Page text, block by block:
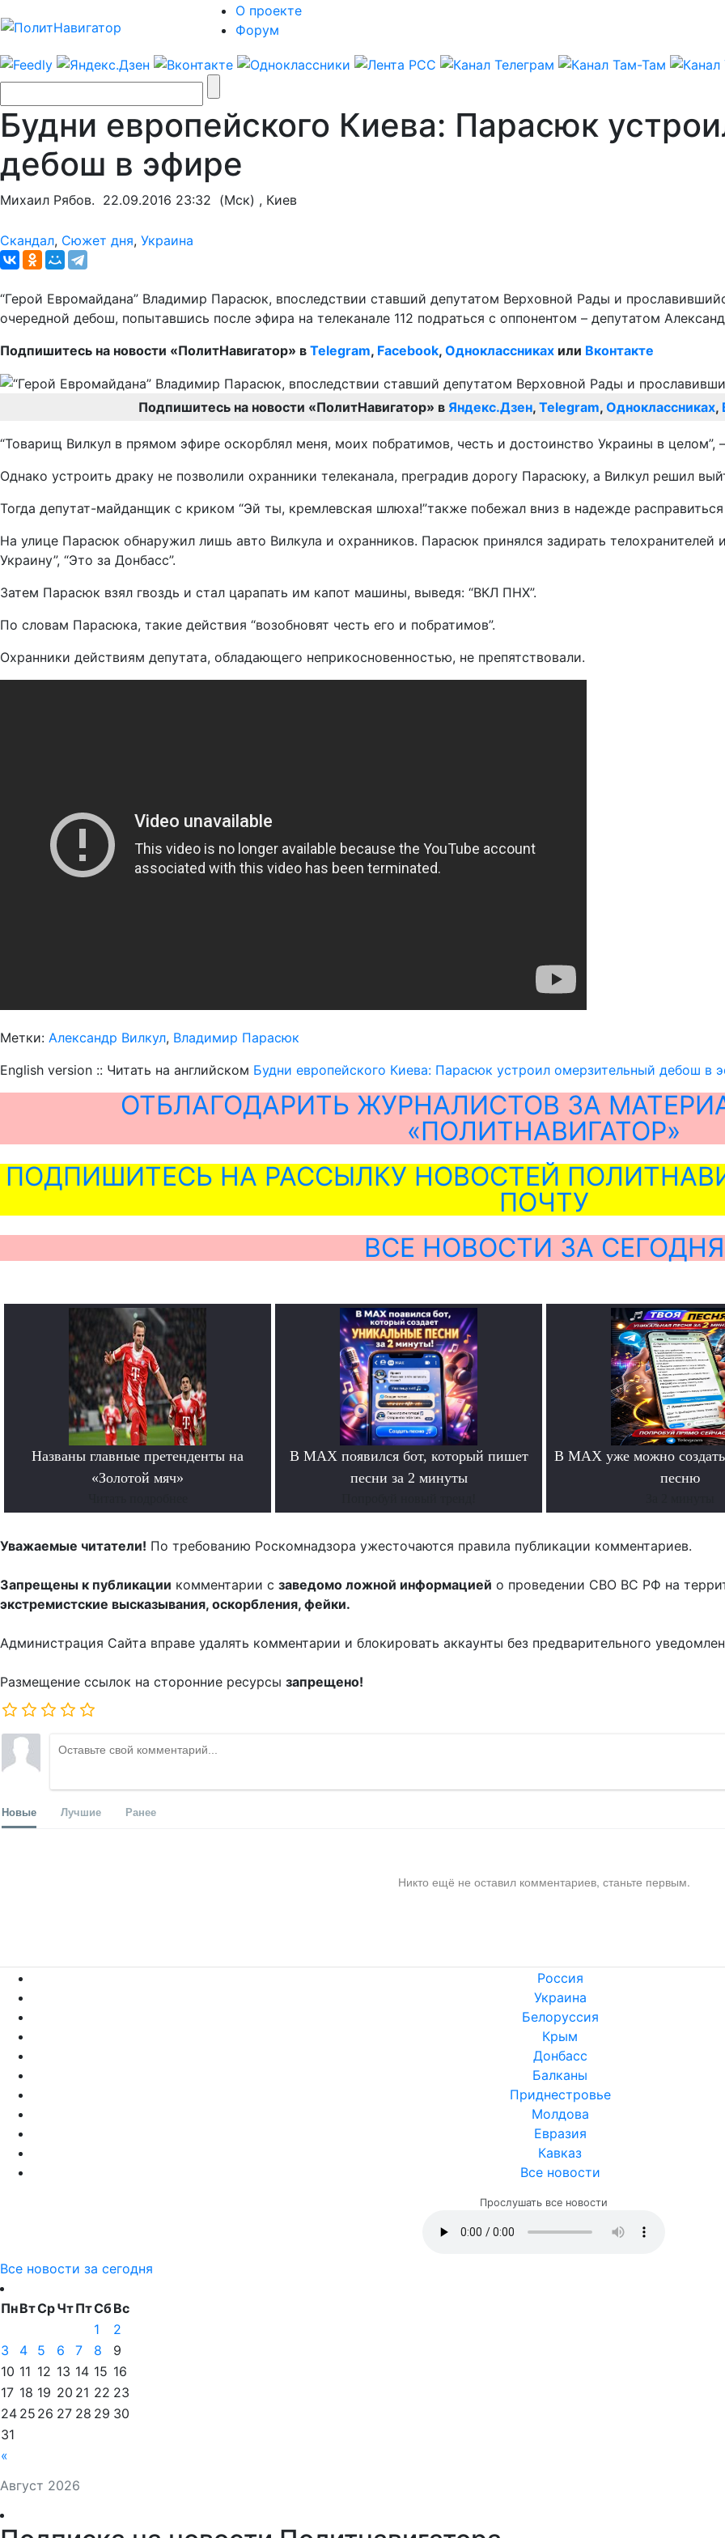
О проекте
Форум
Будни европейского Киева: Парасюк
дебош в эфире
Михаил Рябов. 22.09.2016 23:32 (Мск) , Киев
Скандал, Сюжет дня, Украина
“Герой Евромайдана” Владимир Парасюк, впоследствии ставший депутатом Верховной Рады и
очередной дебош, попытавшись после эфира на телеканале 112 подраться с оппонентом – депутатом
Подпишитесь на новости «ПолитНавигатор» в Telegram, Facebook, Одноклассниках или Вконтакте
Подпишитесь на новости «ПолитНавигатор» в Яндекс.Дзен, Telegram, Одноклассниках,
“Товарищ Вилкул в прямом эфире оскорблял меня, моих побратимов, честь и достоинство Украины в целом”,
Однако устроить драку не позволили охранники телеканала, преградив дорогу Парасюку, а Вилкул решил
Тогда депутат-майданщик с криком “Эй ты, кремлевская шлюха!”также побежал вниз в надежде
На улице Парасюк обнаружил лишь авто Вилкула и охранников. Парасюк принялся задирать телохранителей
Украину”, “Это за Донбасс”.
Затем Парасюк взял гвоздь и стал царапать им капот машины, выведя: “ВКЛ ПНХ”.
По словам Парасюка, такие действия “возобновят честь его и побратимов”.
Охранники действиям депутата, обладающего неприкосновенностью, не препятствовали.
Метки: Александр Вилкул, Владимир Парасюк
English version :: Читать на английском Будни европейского Киева: Парасюк устроил омерзительный дебош в
ОТБЛАГОДАРИТЬ ЖУРНАЛИСТОВ ЗА
«ПОЛИТНАВИГАТОР»
ПОДПИШИТЕСЬ НА РАССЫЛКУ НОВОСТЕЙ
ПОЧТУ
ВСЕ НОВОСТИ ЗА СЕГОДНЯ
Названы главные претенденты на
«Золотой мяч»
В MAX появился бот, который пишет
песни за 2 минуты
В MAX уже можно
песню
Уважаемые читатели! По требованию Роскомнадзора ужесточаются правила публикации комментариев.
Запрещены к публикации комментарии с заведомо ложной информацией о проведении СВО ВС РФ на
экстремистские высказывания, оскорбления, фейки.
Администрация Сайта вправе удалять комментарии и блокировать аккаунты без предварительного
Размещение ссылок на сторонние ресурсы запрещено!
Новые Лучшие Ранее
Никто ещё не оставил комментариев, станьте первым.
Россия
Украина
Белоруссия
Крым
Донбасс
Балканы
Приднестровье
Молдова
Евразия
Кавказ
Все новости
Прослушать все новости
Все новости за сегодня
Август 2026
ПнВтСрЧтПтСбВс
«
1
2
3
4 5 6 7 8
9
10 11 12 13 14 15 16
17 18 19 20 21 22 23
24 25 26 27 28 29 30
31